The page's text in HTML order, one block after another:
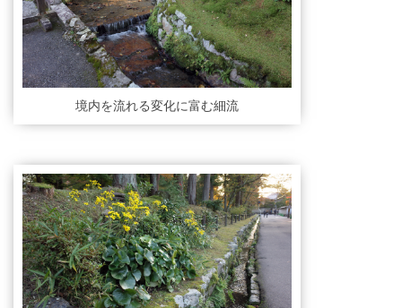
境内を流れる変化に富む細流